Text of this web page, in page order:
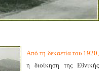
Από τη δεκαετία του 1920,
η διοίκηση της Εθνικής